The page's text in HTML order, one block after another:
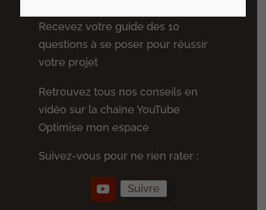
Recevez votre guide des 10
questions à se poser pour réussir
votre projet
Retrouvez tous nos conseils en
vidéo sur la chaîne YouTube
Optimise mon espace
Suivez-vous pour ne rien rater :
Suivre